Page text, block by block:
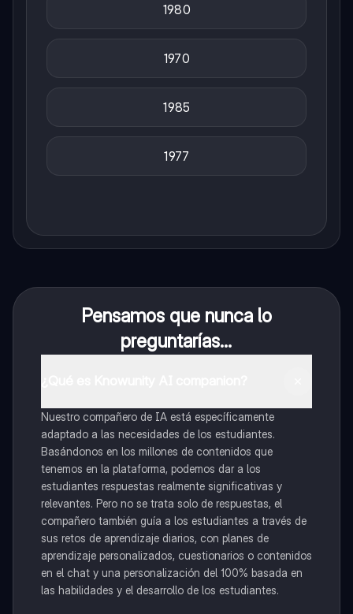
1980
1970
1985
1977
Pensamos que nunca lo
preguntarías...
Nuestro compañero de IA está específicamente
adaptado a las necesidades de los estudiantes.
Basándonos en los millones de contenidos que
tenemos en la plataforma, podemos dar a los
estudiantes respuestas realmente significativas y
relevantes. Pero no se trata solo de respuestas, el
compañero también guía a los estudiantes a través de
sus retos de aprendizaje diarios, con planes de
aprendizaje personalizados, cuestionarios o contenidos
en el chat y una personalización del 100% basada en
las habilidades y el desarrollo de los estudiantes.